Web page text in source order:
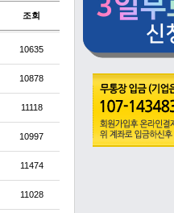
조회
10635
10878
11118
10997
11474
11028